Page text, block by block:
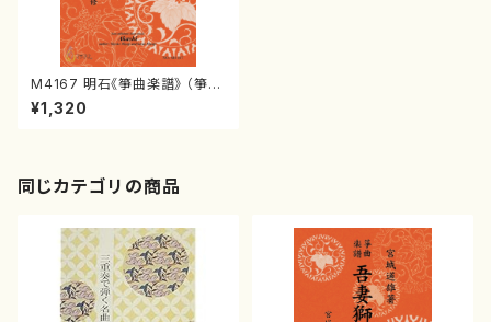
M4167 明石《箏曲楽譜》 （箏/
宮城喜代子・宮城数江著・宮城
宗家監修/箏曲古典楽譜）
¥1,320
同じカテゴリの商品